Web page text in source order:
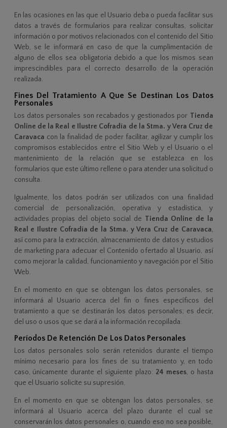
En las ocasiones en las que el Usuario deba o pueda facilitar sus
datos a través de formularios para realizar consultas, solicitar
información o por motivos relacionados con el contenido del Sitio
Web, se le informará en caso de que la cumplimentación de
alguno de ellos sea obligatoria debido a que los mismos sean
imprescindibles para el correcto desarrollo de la operación
realizada.
Fines Del Tratamiento A Que Se Destinan Los Datos
Personales
Los datos personales son recabados y gestionados por Tienda
Online de la Real e Ilustre Cofradía de la Stma. y Vera Cruz de
Caravaca con la finalidad de poder facilitar, agilizar y cumplir los
compromisos establecidos entre el Sitio Web y el Usuario o el
mantenimiento de la relación que se establezca en los
formularios que este último rellene o para atender una solicitud o
consulta.
Igualmente, los datos podrán ser utilizados con una finalidad
comercial de personalización, operativa y estadística, y
actividades propias del objeto social de Tienda Online de la
Real e Ilustre Cofradía de la Stma. y Vera Cruz de Caravaca,
así como para la extracción, almacenamiento de datos y estudios
de marketing para adecuar el Contenido ofertado al Usuario, así
como mejorar la calidad, funcionamiento y navegación por el Sitio
Web.
En el momento en que se obtengan los datos personales, se
informará al Usuario acerca del fin o fines específicos del
tratamiento a que se destinarán los datos personales; es decir,
del uso o usos que se dará a la información recopilada.
Períodos De Retención De Los Datos Personales
Los datos personales solo serán retenidos durante el tiempo
mínimo necesario para los fines de su tratamiento y, en todo
caso, únicamente durante el siguiente plazo: 24 meses, o hasta
que el Usuario solicite su supresión.
En el momento en que se obtengan los datos personales, se
informará al Usuario acerca del plazo durante el cual se
conservarán los datos personales o, cuando eso no sea posible,